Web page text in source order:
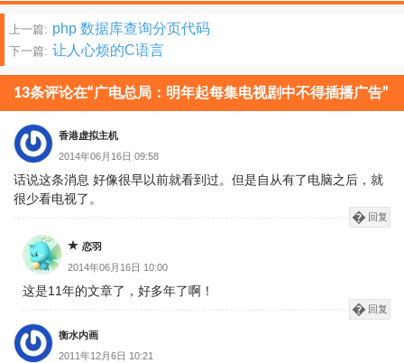
文
章
分
页
上一篇: php 数据库查询分页代码
下一篇: 让人心烦的C语言
13条评论在“广电总局：明年起每集电视剧中不得插播广告”
香港虚拟主机
2014年06月16日 09:58
话说这条消息 好像很早以前就看到过。但是自从有了电脑之后，就
很少看电视了。
回复
恋羽
2014年06月16日 10:00
这是11年的文章了，好多年了啊！
回复
衡水内画
2011年12月6日 10:21